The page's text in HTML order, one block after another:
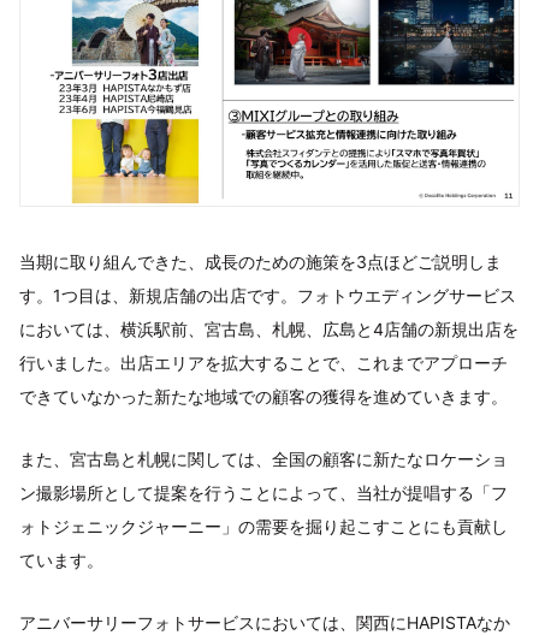
当期に取り組んできた、成長のための施策を3点ほどご説明しま
す。1つ目は、新規店舗の出店です。フォトウエディングサービス
においては、横浜駅前、宮古島、札幌、広島と4店舗の新規出店を
行いました。出店エリアを拡大することで、これまでアプローチ
できていなかった新たな地域での顧客の獲得を進めていきます。
また、宮古島と札幌に関しては、全国の顧客に新たなロケーショ
ン撮影場所として提案を行うことによって、当社が提唱する「フ
ォトジェニックジャーニー」の需要を掘り起こすことにも貢献し
ています。
アニバーサリーフォトサービスにおいては、関西にHAPISTAなか